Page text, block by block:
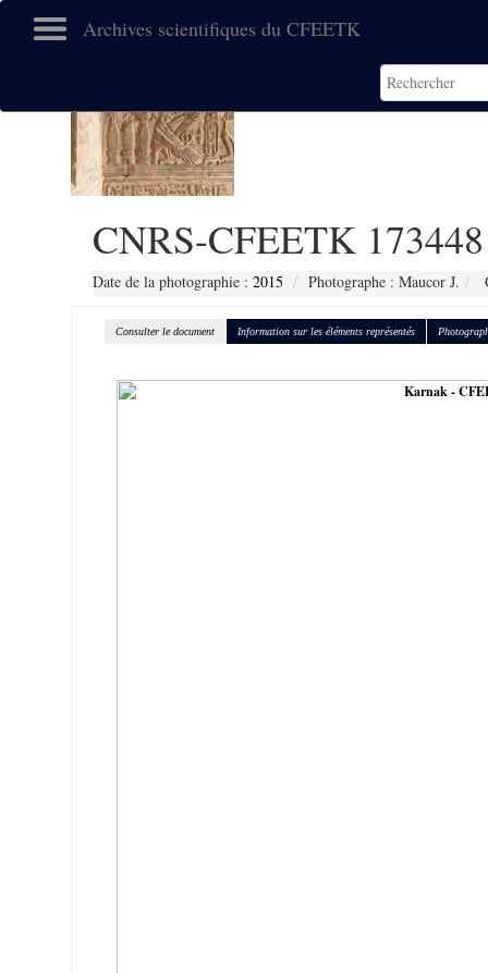
Archives scientifiques du CFEETK
CNRS-CFEETK 173448
Date de la photographie : 2015 Photographe : Maucor J.
Consulter le document Information sur les éléments représentés